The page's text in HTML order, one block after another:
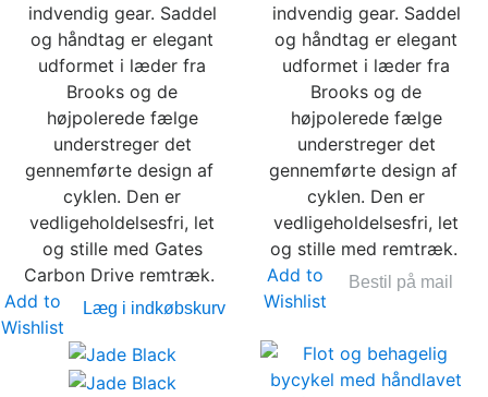
indvendig gear. Saddel
og håndtag er elegant
udformet i læder fra
Brooks og de
højpolerede fælge
understreger det
gennemførte design af ​​
cyklen. Den er
vedligeholdelsesfri, let
og stille med Gates
Carbon Drive remtræk.
Add to
Wishlist
Læg i indkøbskurv
indvendig gear. Saddel
og håndtag er elegant
udformet i læder fra
Brooks og de
højpolerede fælge
understreger det
gennemførte design af ​​
cyklen. Den er
vedligeholdelsesfri, let
og stille med remtræk.
Add to
Wishlist
Bestil på mail